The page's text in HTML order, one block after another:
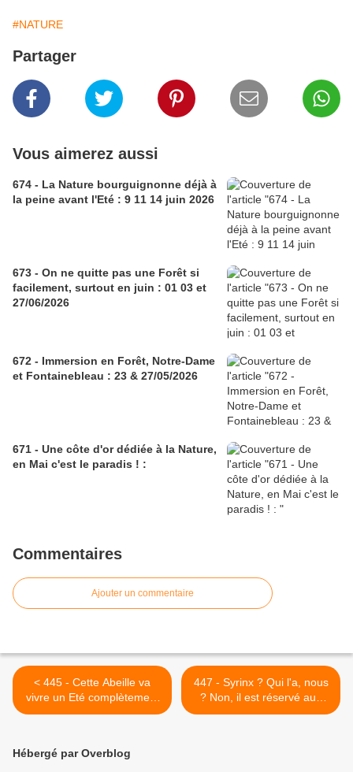
#NATURE
Partager
Vous aimerez aussi
674 - La Nature bourguignonne déjà à
la peine avant l'Eté : 9 11 14 juin 2026
673 - On ne quitte pas une Forêt si
facilement, surtout en juin : 01 03 et
27/06/2026
672 - Immersion en Forêt, Notre-Dame
et Fontainebleau : 23 & 27/05/2026
671 - Une côte d'or dédiée à la Nature,
en Mai c'est le paradis ! :
Commentaires
Ajouter un commentaire
< 445 - Cette Abeille va
vivre un Eté complètement
fou ! : 07/04/2019
447 - Syrinx ? Qui l'a, nous
? Non, il est réservé aux
Oiseaux chanteurs ! :
Hébergé par Overblog